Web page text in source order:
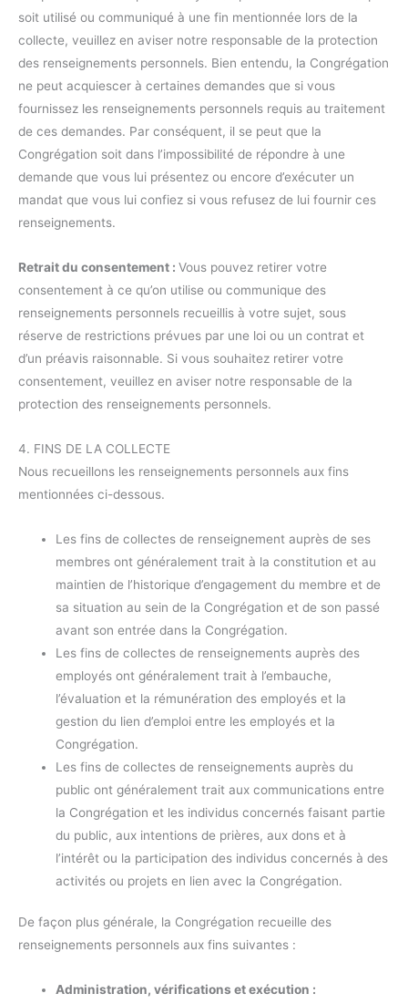
soit utilisé ou communiqué à une fin mentionnée lors de la
collecte, veuillez en aviser notre responsable de la protection
des renseignements personnels. Bien entendu, la Congrégation
ne peut acquiescer à certaines demandes que si vous
fournissez les renseignements personnels requis au traitement
de ces demandes. Par conséquent, il se peut que la
Congrégation soit dans l’impossibilité de répondre à une
demande que vous lui présentez ou encore d’exécuter un
mandat que vous lui confiez si vous refusez de lui fournir ces
renseignements.
Retrait du consentement : Vous pouvez retirer votre
consentement à ce qu’on utilise ou communique des
renseignements personnels recueillis à votre sujet, sous
réserve de restrictions prévues par une loi ou un contrat et
d’un préavis raisonnable. Si vous souhaitez retirer votre
consentement, veuillez en aviser notre responsable de la
protection des renseignements personnels.
4. FINS DE LA COLLECTE
Nous recueillons les renseignements personnels aux fins
mentionnées ci-dessous.
Les fins de collectes de renseignement auprès de ses
membres ont généralement trait à la constitution et au
maintien de l’historique d’engagement du membre et de
sa situation au sein de la Congrégation et de son passé
avant son entrée dans la Congrégation.
Les fins de collectes de renseignements auprès des
employés ont généralement trait à l’embauche,
l’évaluation et la rémunération des employés et la
gestion du lien d’emploi entre les employés et la
Congrégation.
Les fins de collectes de renseignements auprès du
public ont généralement trait aux communications entre
la Congrégation et les individus concernés faisant partie
du public, aux intentions de prières, aux dons et à
l’intérêt ou la participation des individus concernés à des
activités ou projets en lien avec la Congrégation.
De façon plus générale, la Congrégation recueille des
renseignements personnels aux fins suivantes :
Administration, vérifications et exécution :